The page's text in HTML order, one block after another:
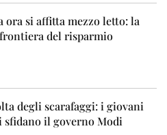
ora si affitta mezzo letto: la
del risparmio
degli scarafaggi: i giovani
sfidano il governo Modi